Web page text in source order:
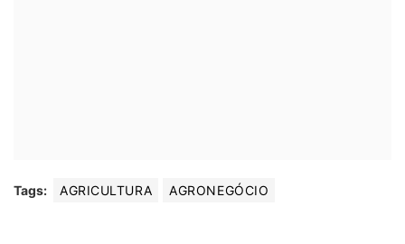
Tags: AGRICULTURA AGRONEGÓCIO